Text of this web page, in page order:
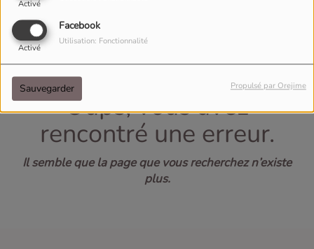
Activé
Facebook
Activé
Utilisation: Fonctionnalité
Sauvegarder Propulsé par Orejime
Oups, vous avez
rencontré une erreur.
Il semble que la page que vous recherchez n’existe
plus.